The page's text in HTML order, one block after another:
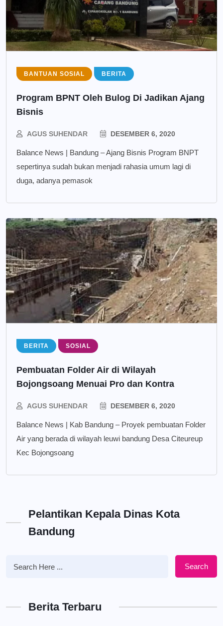
BANTUAN SOSIAL BERITA
Program BPNT Oleh Bulog Di Jadikan Ajang
Bisnis
AGUS SUHENDAR DESEMBER 6, 2020
Balance News | Bandung – Ajang Bisnis Program BNPT
sepertinya sudah bukan menjadi rahasia umum lagi di
duga, adanya pemasok
BERITA SOSIAL
Pembuatan Folder Air di Wilayah
Bojongsoang Menuai Pro dan Kontra
AGUS SUHENDAR DESEMBER 6, 2020
Balance News | Kab Bandung – Proyek pembuatan Folder
Air yang berada di wilayah leuwi bandung Desa Citeureup
Kec Bojongsoang
Pelantikan Kepala Dinas Kota
Bandung
Search
Berita Terbaru